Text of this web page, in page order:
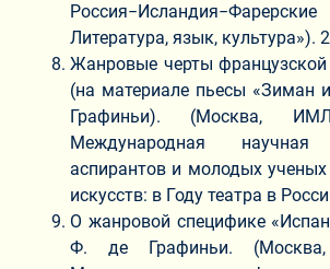
Литература, язык, культура»).
Жанровые черты французской
(на материале пьесы «Зиман
Графиньи). (Москва,
Международная научная
аспирантов и молодых ученых
искусств: в Году театра в
О жанровой специфике
Ф. де Графиньи.